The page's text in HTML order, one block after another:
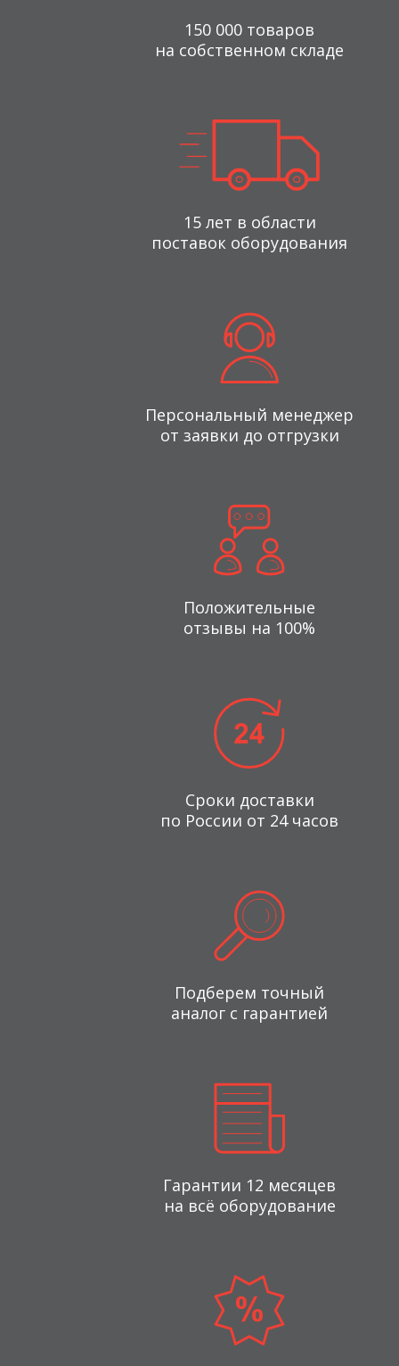
150 000 товаров
на собственном складе
15 лет в области
поставок оборудования
Персональный менеджер
от заявки до отгрузки
Положительные
отзывы на 100%
Сроки доставки
по России от 24 часов
Подберем точный
аналог с гарантией
Гарантии 12 месяцев
на всё оборудование